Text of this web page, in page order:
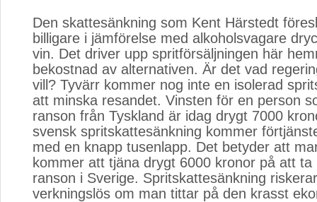
Den skattesänkning som Kent Härstedt
billigare i jämförelse med alkoholsvagare
vin. Det driver upp spritförsäljningen här
bekostnad av alternativen. Är det vad
vill? Tyvärr kommer nog inte en isolerad
att minska resandet. Vinsten för en person
ranson från Tyskland är idag drygt 7000
svensk spritskattesänkning kommer
med en knapp tusenlapp. Det betyder att
kommer att tjäna drygt 6000 kronor på att ta
ranson i Sverige. Spritskattesänkning
verkningslös om man tittar på den krasst